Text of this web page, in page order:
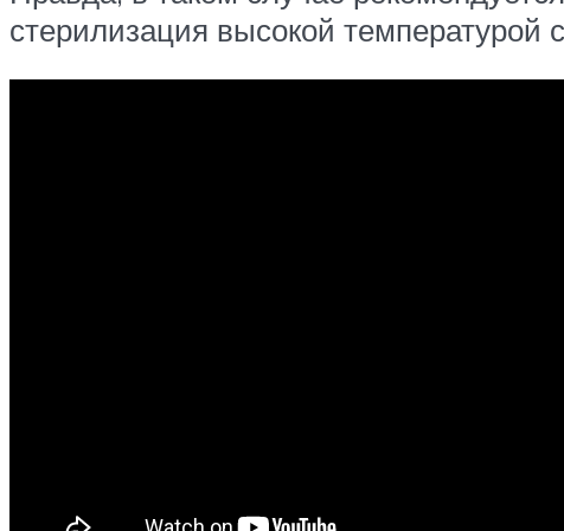
стерилизация высокой температурой